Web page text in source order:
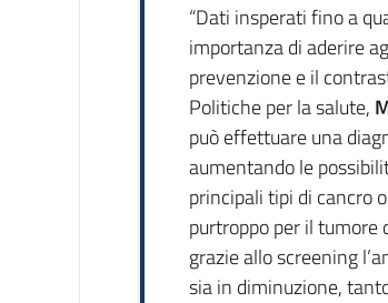
“Dati insperati fino a
importanza di aderire
prevenzione e il
Politiche per la salute,
può effettuare una
aumentando le
principali tipi di cancro
purtroppo per il tumore
grazie allo screening
sia in diminuzione,